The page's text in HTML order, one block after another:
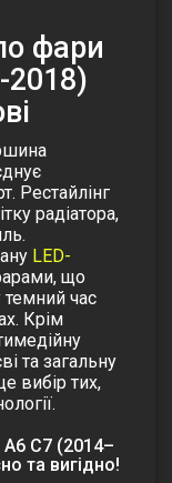
фари
2018)
Рестайлінг
радіатора,
LED-
що
час
Крім
та загальну
вибір тих,
C7 (2014–
та вигідно!